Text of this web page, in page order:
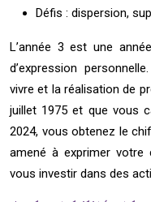
Défis : dispersion,
L’année 3 est une
d’expression
vivre et la réalisation de
juillet 1975 et que vous
2024, vous obtenez le
amené à exprimer
vous investir dans des